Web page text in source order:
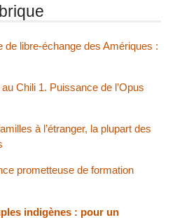
libre-échange des Amériques :
Chili 1. Puissance de l’Opus
à l’étranger, la plupart des
prometteuse de formation
indigènes : pour un